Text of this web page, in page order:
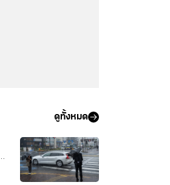
ดูทั้งหมด